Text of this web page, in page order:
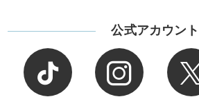
公式アカウント